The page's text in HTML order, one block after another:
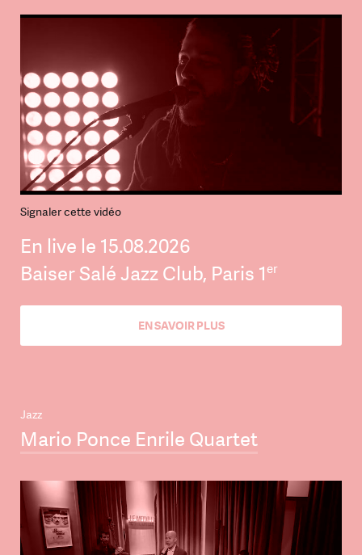
Signaler cette vidéo
En live le 15.08.2026
Baiser Salé Jazz Club, Paris 1 er
EN SAVOIR PLUS
Jazz
Mario Ponce Enrile Quartet